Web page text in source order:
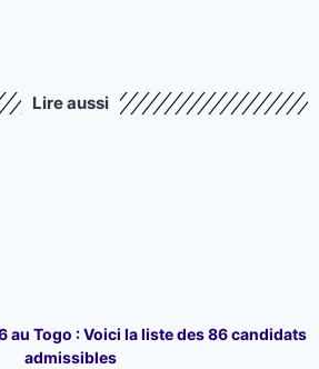
Lire aussi
au Togo : Voici la liste des 86 candidats
admissibles